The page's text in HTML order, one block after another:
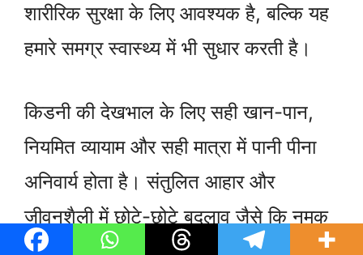
शारीरिक सुरक्षा के लिए आवश्यक है, बल्कि यह
हमारे समग्र स्वास्थ्य में भी सुधार करती है।
किडनी की देखभाल के लिए सही खान-पान,
नियमित व्यायाम और सही मात्रा में पानी पीना
अनिवार्य होता है। संतुलित आहार और
जीवनशैली में छोटे-छोटे बदलाव जैसे कि नमक